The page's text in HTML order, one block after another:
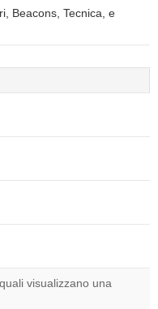
Beacons, Tecnica, e
visualizzano una